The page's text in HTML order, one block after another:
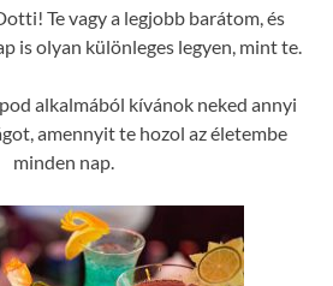
Te vagy a legjobb barátom, és
is olyan különleges legyen, mint te.
alkalmából kívánok neked annyi
amennyit te hozol az életembe
minden nap.